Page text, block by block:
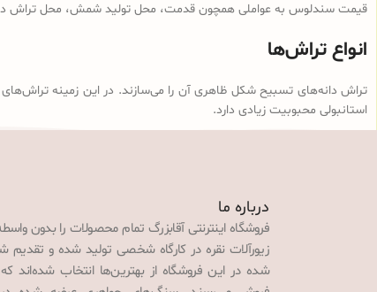
قیمت سندلوس به عواملی همچون قدمت، محل تولید شمش، محل تراش
انواع تراش‌ها
تراش دانه‌های تسبیح شکل ظاهری آن را می‌سازند. در این زمینه تراش‌های
استانبولی محبوبیت زیادی دارد.
درباره ما
فروشگاه اینترنتی آقابزرگ تمام محصولات را بدون
زیورآلات نقره در کارگاه شخصی تولید شده و تقدیم
شده در این فروشگاه از بهترین‌ها انتخاب شده‌اند